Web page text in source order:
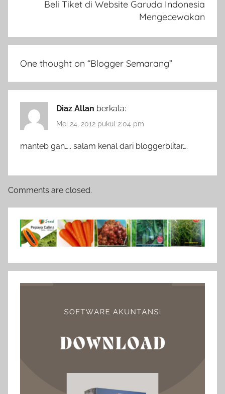
Beli Tiket di Website Garuda Indonesia
Mengecewakan
One thought on “Blogger Semarang”
Diaz Allan berkata:
Mei 24, 2012 pukul 2:04 pm
manteb gan….. salam kenal dari bloggerblitar….
Comments are closed.